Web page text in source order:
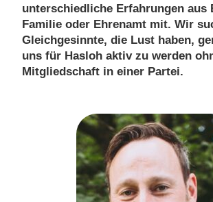
unterschiedliche Erfahrungen aus
Familie oder Ehrenamt mit. Wir
Gleichgesinnte, die Lust haben,
uns für Hasloh aktiv zu werden
Mitgliedschaft in einer Partei.